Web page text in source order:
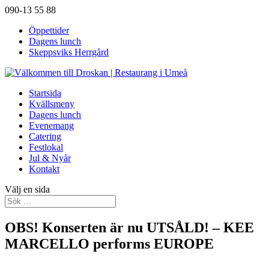
090-13 55 88
Öppettider
Dagens lunch
Skeppsviks Herrgård
Startsida
Kvällsmeny
Dagens lunch
Evenemang
Catering
Festlokal
Jul & Nyår
Kontakt
Välj en sida
OBS! Konserten är nu UTSÅLD! – KEE
MARCELLO performs EUROPE